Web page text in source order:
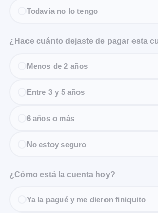
Todavía no lo tengo
¿Hace cuánto dejaste de pagar esta
Menos de 2 años
Entre 3 y 5 años
6 años o más
No estoy seguro
¿Cómo está la cuenta hoy?
Ya la pagué y me dieron finiquito